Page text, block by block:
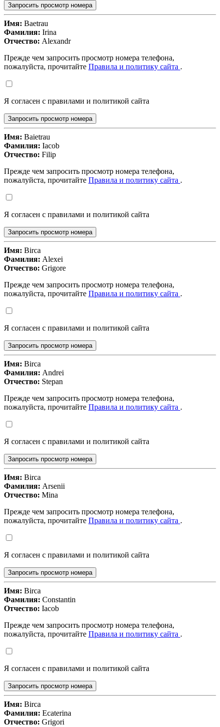
Запросить просмотр номера
Имя: Baetrau
Фамилия: Irina
Отчество: Alexandr
Прежде чем запросить просмотр номера телефона,
пожалуйста, прочитайте Правила и политику сайта .
Я согласен с правилами и политикой сайта
Запросить просмотр номера
Имя: Baietrau
Фамилия: Iacob
Отчество: Filip
Прежде чем запросить просмотр номера телефона,
пожалуйста, прочитайте Правила и политику сайта .
Я согласен с правилами и политикой сайта
Запросить просмотр номера
Имя: Birca
Фамилия: Alexei
Отчество: Grigore
Прежде чем запросить просмотр номера телефона,
пожалуйста, прочитайте Правила и политику сайта .
Я согласен с правилами и политикой сайта
Запросить просмотр номера
Имя: Birca
Фамилия: Andrei
Отчество: Stepan
Прежде чем запросить просмотр номера телефона,
пожалуйста, прочитайте Правила и политику сайта .
Я согласен с правилами и политикой сайта
Запросить просмотр номера
Имя: Birca
Фамилия: Arsenii
Отчество: Mina
Прежде чем запросить просмотр номера телефона,
пожалуйста, прочитайте Правила и политику сайта .
Я согласен с правилами и политикой сайта
Запросить просмотр номера
Имя: Birca
Фамилия: Constantin
Отчество: Iacob
Прежде чем запросить просмотр номера телефона,
пожалуйста, прочитайте Правила и политику сайта .
Я согласен с правилами и политикой сайта
Запросить просмотр номера
Имя: Birca
Фамилия: Ecaterina
Отчество: Grigori